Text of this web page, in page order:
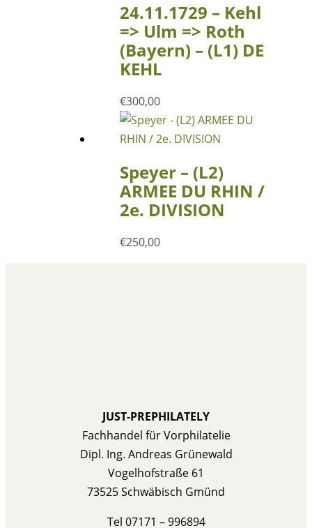
24.11.1729 – Kehl
=> Ulm => Roth
(Bayern) – (L1) DE
KEHL
€300,00
Speyer – (L2)
ARMEE DU RHIN /
2e. DIVISION
€250,00
JUST-PREPHILATELY
Fachhandel für Vorphilatelie
Dipl. Ing. Andreas Grünewald
Vogelhofstraße 61
73525 Schwäbisch Gmünd
Tel 07171 – 996894